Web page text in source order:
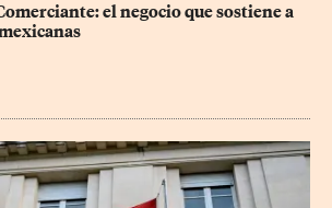
el negocio que sostiene a